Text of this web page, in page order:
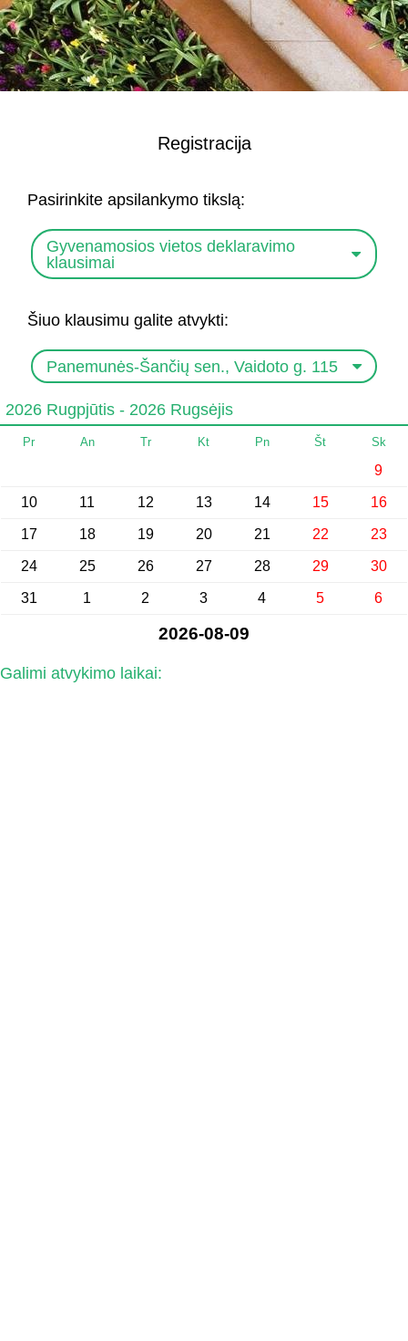
Registracija
Pasirinkite apsilankymo tikslą:
Gyvenamosios vietos deklaravimo
klausimai
Šiuo klausimu galite atvykti:
Panemunės-Šančių sen., Vaidoto g. 115
2026 Rugpjūtis - 2026 Rugsėjis
Pr An Tr Kt Pn Št Sk
9
10 11 12 13 14 15 16
17 18 19 20 21 22 23
24 25 26 27 28 29 30
31 1 2 3 4 5 6
2026-08-09
Galimi atvykimo laikai: